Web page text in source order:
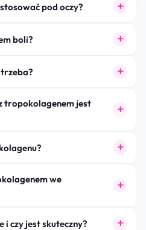
pod oczy?
boli?
tropokolagenem jest
we
i czy jest skuteczny?